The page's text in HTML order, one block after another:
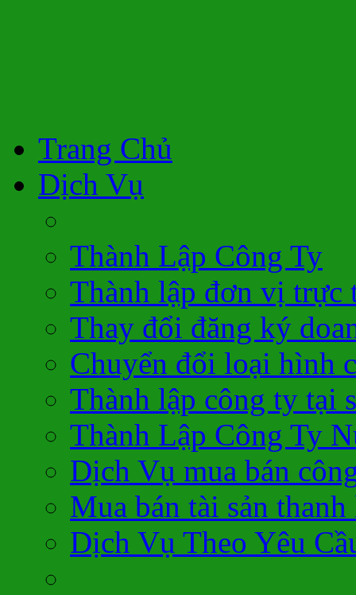
Trang Chủ
Dịch Vụ
Thành Lập Công Ty
Thành lập đơn vị trực
Thay đổi đăng ký
Chuyển đổi loại hình
Thành lập công ty tại
Thành Lập Công Ty
Dịch Vụ mua bán
Mua bán tài sản
Dịch Vụ Theo Yêu